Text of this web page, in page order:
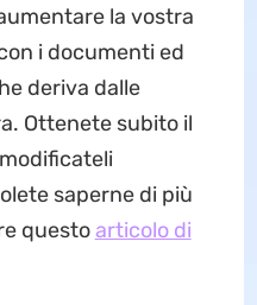
la vostra
i documenti ed
deriva dalle
Ottenete subito il
saperne di più
questoarticolo di